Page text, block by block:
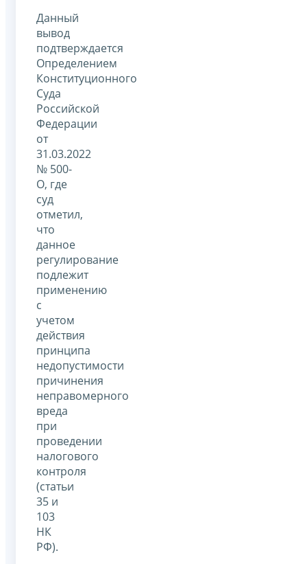
Данный
вывод
подтверждается
Определением
Конституционного
Суда
Российской
Федерации
от
31.03.2022
№ 500-
О, где
суд
отметил,
что
данное
регулирование
подлежит
применению
с
учетом
действия
принципа
недопустимости
причинения
неправомерного
вреда
при
проведении
налогового
контроля
(статьи
35 и
103
НК
РФ).